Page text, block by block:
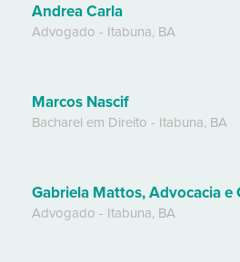
Andrea Carla
Advogado - Itabuna, BA
Marcos Nascif
Bacharel em Direito - Itabuna, BA
Advogado - Itabuna, BA